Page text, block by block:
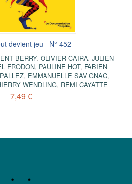
devient jeu - N° 452
BERRY, OLIVIER CAIRA, JULIEN
FRODON, PAULINE HOT, FABIEN
, EMMANUELLE SAVIGNAC,
WENDLING, REMI CAYATTE
7,49 €